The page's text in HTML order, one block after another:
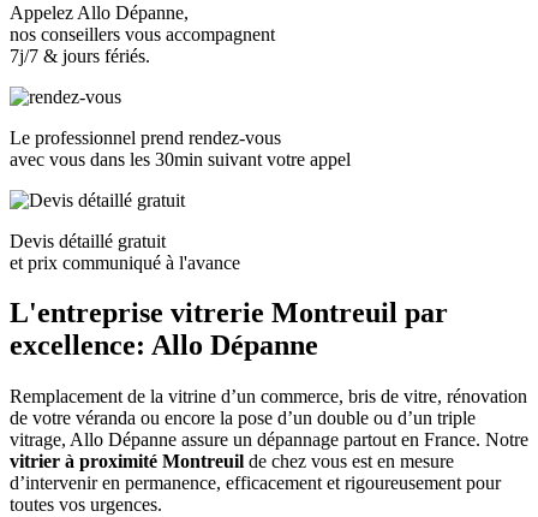
Appelez Allo Dépanne,
nos conseillers vous accompagnent
7j/7 & jours fériés.
Le professionnel prend rendez-vous
avec vous dans les 30min suivant votre appel
Devis détaillé gratuit
et prix communiqué à l'avance
L'entreprise vitrerie Montreuil par
excellence: Allo Dépanne
Remplacement de la vitrine d’un commerce, bris de vitre, rénovation
de votre véranda ou encore la pose d’un double ou d’un triple
vitrage, Allo Dépanne assure un dépannage partout en France. Notre
vitrier à proximité Montreuil de chez vous est en mesure
d’intervenir en permanence, efficacement et rigoureusement pour
toutes vos urgences.